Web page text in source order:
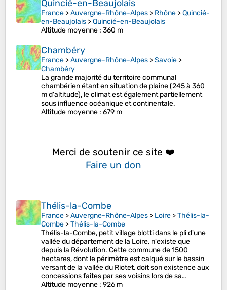
Quincié-en-Beaujolais
France >Auvergne-Rhône-Alpes > Rhône >Quincié-
en-Beaujolais >Quincié-en-Beaujolais
Altitude moyenne : 360 m
Chambéry
France >Auvergne-Rhône-Alpes >Savoie >
Chambéry
La grande majorité du territoire communal
chambérien étant en situation de plaine (245 à 360
m d'altitude), le climat est également partiellement
sous influence océanique et continentale.
Altitude moyenne : 679 m
Merci de soutenir ce site ❤️
Faire un don
Thélis-la-Combe
France >Auvergne-Rhône-Alpes > Loire >Thélis-la-
Combe >Thélis-la-Combe
Thélis-la-Combe, petit village blotti dans le pli d'une
vallée du département de la Loire, n'existe que
depuis la Révolution. Cette commune de 1500
hectares, dont le périmètre est calqué sur le bassin
versant de la vallée du Riotet, doit son existence aux
concessions faites par ses voisins lors de sa…
Altitude moyenne : 926 m